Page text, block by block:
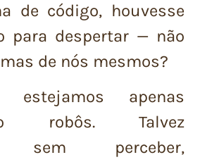
de código, houvesse
para despertar — não
de nós mesmos?
estejamos apenas
robôs. Talvez
sem perceber,